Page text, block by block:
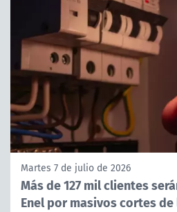
Martes 7 de julio de 2026
Más de 127 mil clientes
Enel por masivos cortes de